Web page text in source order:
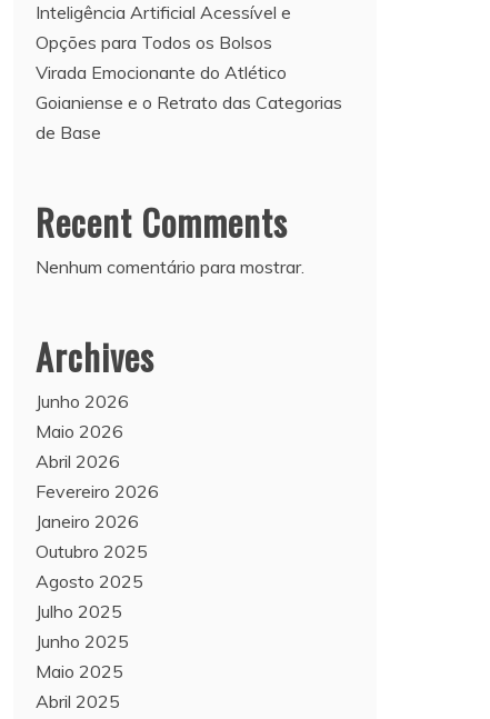
Inteligência Artificial Acessível e
Opções para Todos os Bolsos
Virada Emocionante do Atlético
Goianiense e o Retrato das Categorias
de Base
Recent Comments
Nenhum comentário para mostrar.
Archives
Junho 2026
Maio 2026
Abril 2026
Fevereiro 2026
Janeiro 2026
Outubro 2025
Agosto 2025
Julho 2025
Junho 2025
Maio 2025
Abril 2025